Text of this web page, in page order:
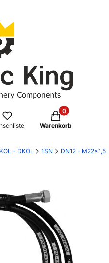
öffnen Produkte im
Warenkorb
- DKOL 1SN DN12 - M22x1,5